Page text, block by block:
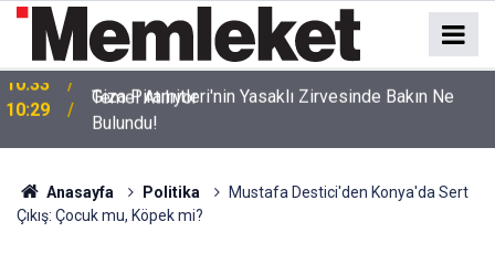
10:29
Giza Piramitleri'nin Yasaklı Zirvesinde Bakın Ne
Bulundu!
Anasayfa Politika
Mustafa Destici'den Konya'da Sert
Çıkış: Çocuk mu, Köpek mi?